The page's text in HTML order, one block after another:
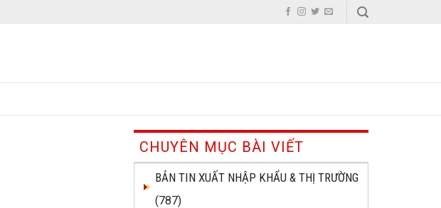
CHUYÊN MỤC BÀI VIẾT
BẢN TIN XUẤT NHẬP KHẨU & THỊ TRƯỜNG
(787)